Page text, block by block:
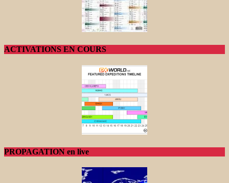
ACTIVATIONS EN COURS
PROPAGATION en live